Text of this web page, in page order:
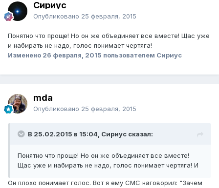
Сириус
Опубликовано 25 февраля, 2015
Понятно что проще! Но он же объединяет все вместе! Щас уже
и набирать не надо, голос понимает чертяга!
Изменено 26 февраля, 2015 пользователем Сириус
mda
Опубликовано 25 февраля, 2015
В 25.02.2015 в 15:04, Сириус сказал:
Понятно что проще! Но он же объединяет все вместе!
Щас уже и набирать не надо, голос понимает чертяга! И
Он плохо понимает голос. Вот я ему СМС наговорил: "Зачем